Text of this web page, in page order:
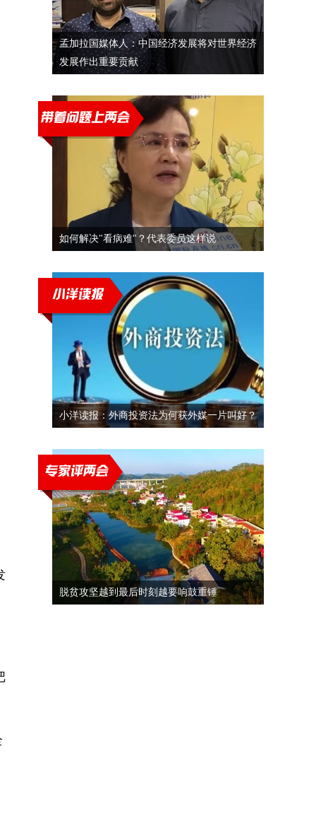
孟加拉国媒体人：中国经济发展将对世界经济
发展作出重要贡献
如何解决"看病难"？代表委员这样说
小洋读报：外商投资法为何获外媒一片叫好？
脱贫攻坚越到最后时刻越要响鼓重锤